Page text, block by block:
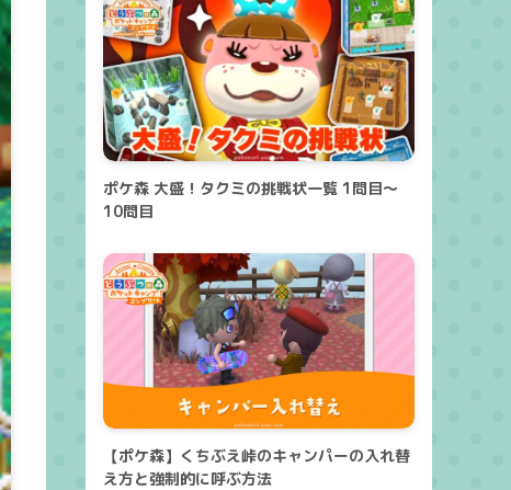
ポケ森 大盛！タクミの挑戦状一覧 1問目～
10問目
【ポケ森】くちぶえ峠のキャンパーの入れ替
え方と強制的に呼ぶ方法